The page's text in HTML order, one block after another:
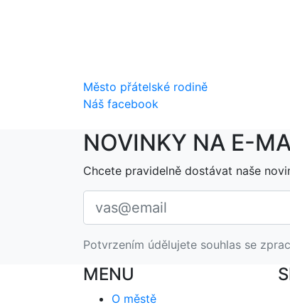
Město přátelské rodině
Náš facebook
NOVINKY NA E-
Chcete pravidelně dostávat naše
Potvrzením údělujete souhlas se
MENU
O městě